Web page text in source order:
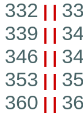
332 | |
339 | |
346 | |
353 | |
360 | |